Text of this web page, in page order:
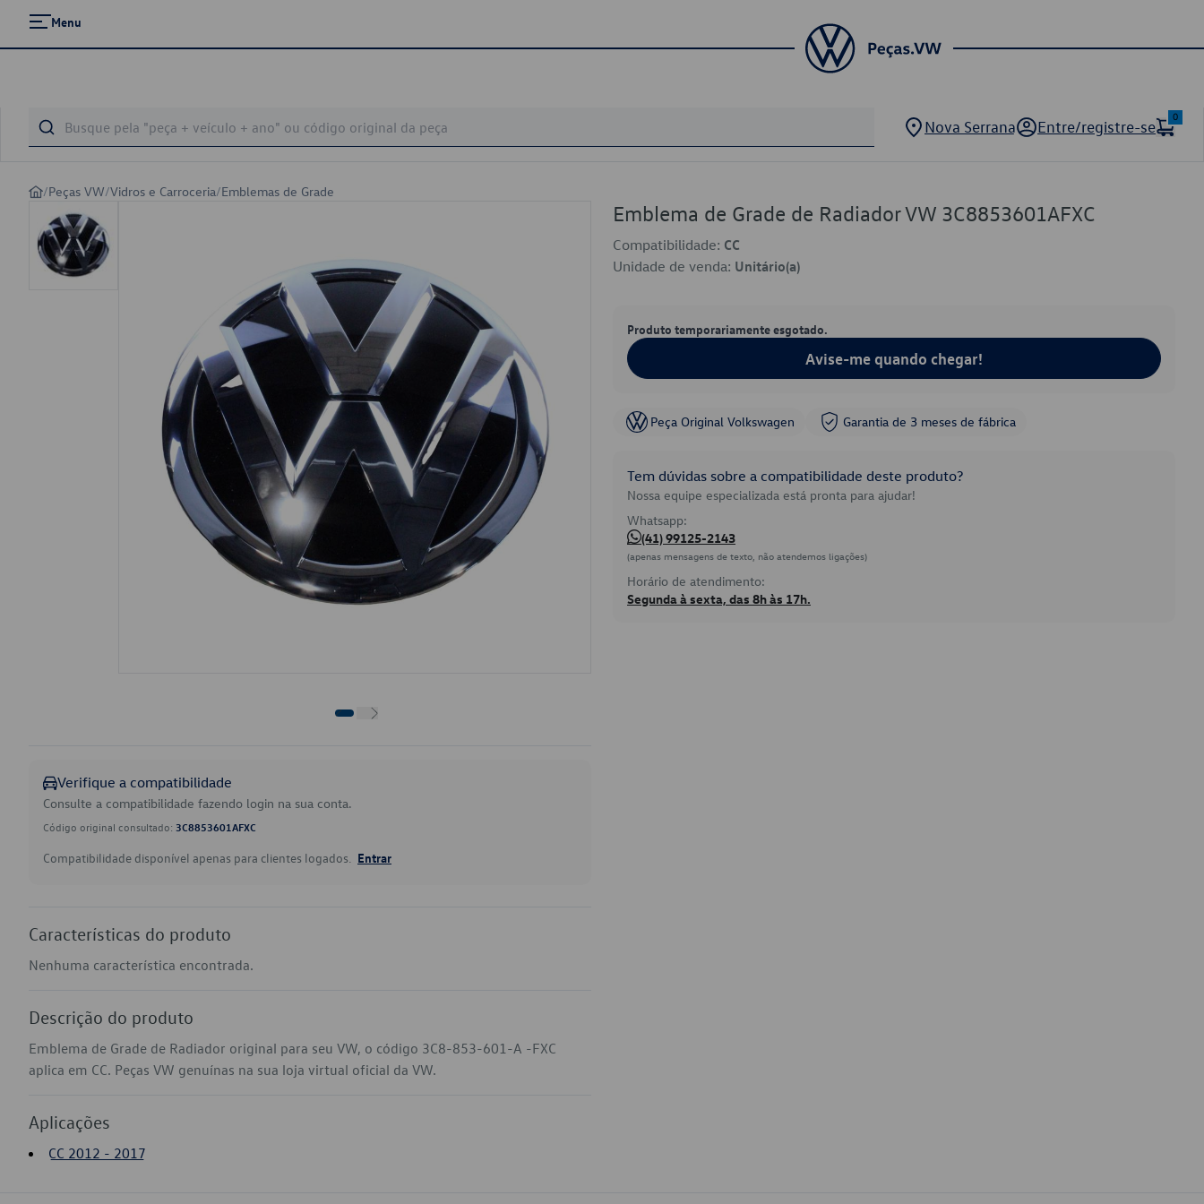
Menu
Nova Serrana Entre/registre-se
0
/Peças VW/Vidros e Carroceria/Emblemas de Grade
Verifique a compatibilidade
Consulte a compatibilidade fazendo login na sua conta.
Código original consultado: 3C8853601AFXC
Compatibilidade disponível apenas para clientes logados. Entrar
Características do produto
Nenhuma característica encontrada.
Descrição do produto
Emblema de Grade de Radiador original para seu VW, o código 3C8-853-601-A -FXC
aplica em CC. Peças VW genuínas na sua loja virtual oficial da VW.
Aplicações
CC 2012 - 2017
Emblema de Grade de Radiador VW 3C8853601AFXC
Compatibilidade: CC
Unidade de venda: Unitário(a)
Produto temporariamente esgotado.
Avise-me quando chegar!
Peça Original Volkswagen Garantia de 3 meses de fábrica
Tem dúvidas sobre a compatibilidade deste produto?
Nossa equipe especializada está pronta para ajudar!
Whatsapp:
(41) 99125-2143
(apenas mensagens de texto, não atendemos ligações)
Horário de atendimento:
Segunda à sexta, das 8h às 17h.